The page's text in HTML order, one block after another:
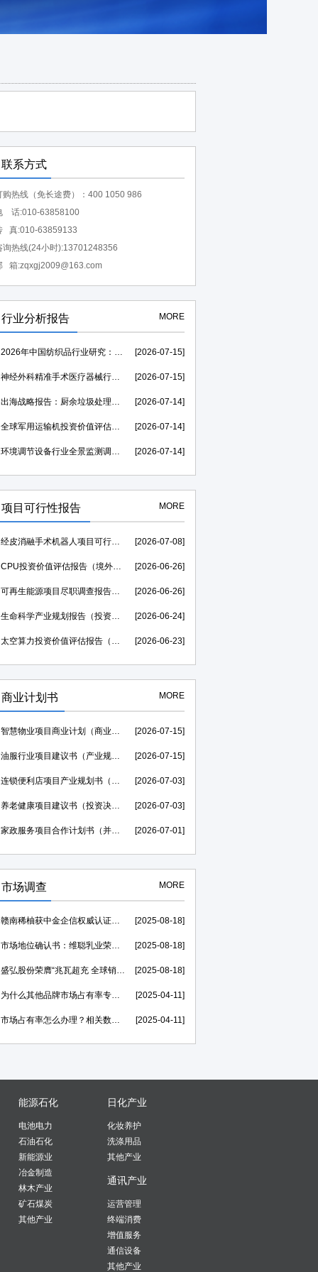
联系方式
购热线（免长途费）：400 1050 986
话:010-63858100
真:010-63859133
询热线(24小时):13701248356
箱:zqxgj2009@163.com
行业分析报告 MORE
[2026-07-15]
[2026-07-15]
[2026-07-14]
[2026-07-14]
[2026-07-14]
项目可行性报告 MORE
[2026-07-08]
[2026-06-26]
[2026-06-26]
[2026-06-24]
[2026-06-23]
商业计划书 MORE
[2026-07-15]
[2026-07-15]
[2026-07-03]
[2026-07-03]
[2026-07-01]
市场调查 MORE
[2025-08-18]
[2025-08-18]
[2025-08-18]
[2025-04-11]
[2025-04-11]
能源石化
电池电力
石油石化
新能源业
冶金制造
林木产业
矿石煤炭
其他产业
日化产业
化妆养护
洗涤用品
其他产业
通讯产业
运营管理
终端消费
增值服务
通信设备
其他产业